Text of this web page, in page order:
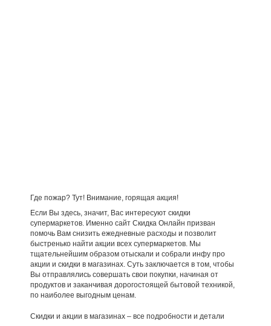
Где пожар? Тут! Внимание, горящая акция!
Если Вы здесь, значит, Вас интересуют скидки
супермаркетов. Именно сайт Скидка Онлайн призван
помочь Вам снизить ежедневные расходы и позволит
быстренько найти акции всех супермаркетов. Мы
тщательнейшим образом отыскали и собрали инфу про
акции и скидки в магазинах. Суть заключается в том, чтобы
Вы отправлялись совершать свои покупки, начиная от
продуктов и заканчивая дорогостоящей бытовой техникой,
по наиболее выгодным ценам.
Скидки и акции в магазинах – все подробности и детали